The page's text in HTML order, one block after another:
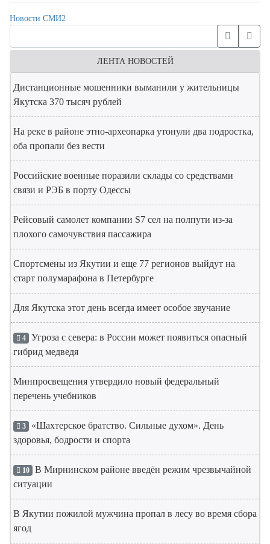
Новости СМИ2
ЛЕНТА НОВОСТЕЙ
Дистанционные мошенники выманили у жительницы
Якутска 370 тысяч рублей
На реке в районе этно-археопарка утонули два подростка,
оба пропали без вести
Российские военные поразили склады со средствами
связи и РЭБ в порту Одессы
Рейсовый самолет компании S7 сел на полпути из-за
плохого самочувствия пассажира
Спортсмены из Якутии и еще 77 регионов выйдут на
старт полумарафона в Петербурге
Для Якутска этот день всегда имеет особое звучание
4 Угроза с севера: в России может появиться опасный
гибрид медведя
Минпросвещения утвердило новый федеральный
перечень учебников
3 «Шахтерское братство. Сильные духом». День
здоровья, бодрости и спорта
10 В Мирнинском районе введён режим чрезвычайной
ситуации
В Якутии пожилой мужчина пропал в лесу во время сбора
ягод